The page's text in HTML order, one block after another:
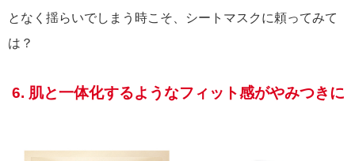
となく揺らいでしまう時こそ、シートマスクに頼ってみて
は？
6. 肌と一体化するようなフィット感がやみつきに